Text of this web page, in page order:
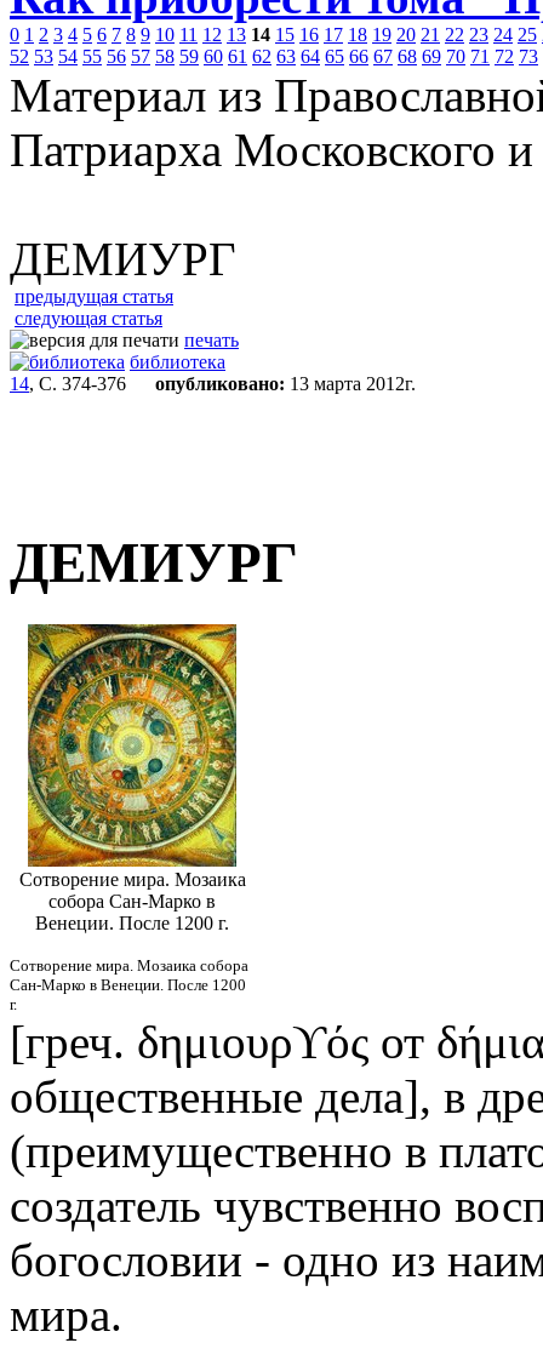
0 1 2 3 4 5 6 7 8 9 10 11 12 13 14 15 16 17 18 19 20 21 22 23 24 25
52 53 54 55 56 57 58 59 60 61 62 63 64 65 66 67 68 69 70 71 72 73
Материал из
Патриарха Московского
ДЕМИУРГ
предыдущая статья
следующая статья
печать
библиотека
14, С. 374-376 опубликовано: 13 марта 2012г.
ДЕМИУРГ
Сотворение мира. Мозаика
собора Сан-Марко в
Венеции. После 1200 г.
Сотворение мира. Мозаика собора
Сан-Марко в Венеции. После 1200
г.
[греч. δημιουρϒός от
общественные дела], в
(преимущественно в
создатель чувственно
богословии - одно из
мира.